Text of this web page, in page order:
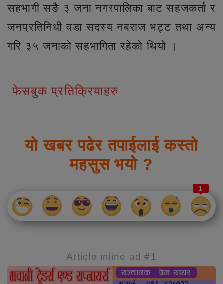
सहभागी सङै ३ जना नगरपालिका बाट सहजकर्ता र
जनप्रतिनिधी वडा सदस्य नबराज भट्ट तथा अन्य
गरि ३५ जनाको सहभागिता रहेको थियो ।
फेसबुक प्रतिक्रियाहरु
यो खबर पढेर तपाईलाई कस्तो
महसुस भयो ?
1
Article inline ad #1